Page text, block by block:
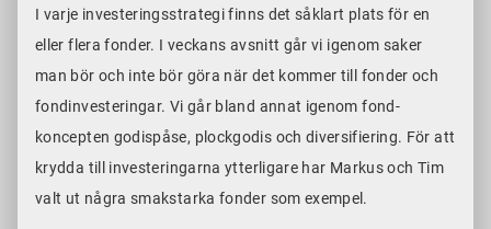
I varje investeringsstrategi finns det såklart plats för en
eller flera fonder. I veckans avsnitt går vi igenom saker
man bör och inte bör göra när det kommer till fonder och
fondinvesteringar. Vi går bland annat igenom fond-
koncepten godispåse, plockgodis och diversifiering. För att
krydda till investeringarna ytterligare har Markus och Tim
valt ut några smakstarka fonder som exempel.